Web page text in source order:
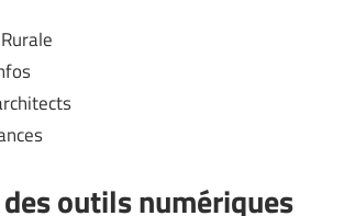
des outils numériques